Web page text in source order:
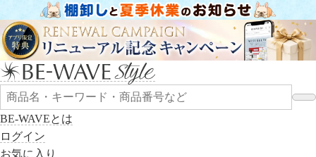
BE-WAVEとは
ログイン
お気に入り